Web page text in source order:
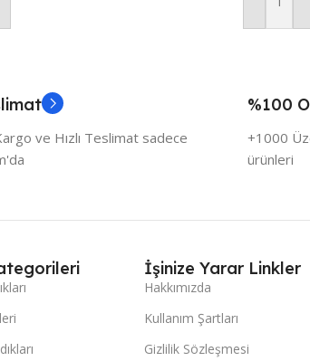
Sepete
ve Hızlı Teslimat sadece
%100
+1000
ürünleri
İşinize Yarar Linkler
Hakkımızda
Kullanım Şartları
Gizlilik Sözleşmesi